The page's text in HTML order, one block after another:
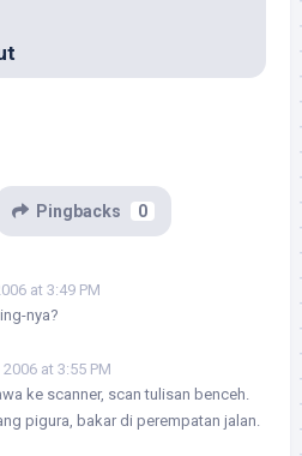
Pingbacks 0
at 3:49 PM
nya?
at 3:55 PM
ke scanner, scan tulisan benceh.
pigura, bakar di perempatan jalan.